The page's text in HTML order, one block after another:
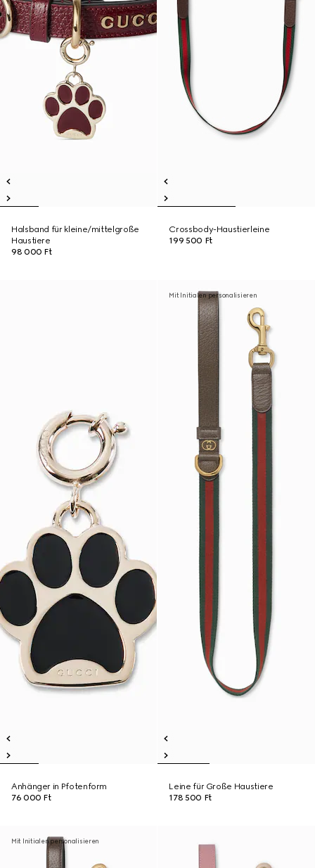
Halsband für kleine/mittelgroße
Haustiere
98 000 Ft
Crossbody-Haustierleine
199 500 Ft
Anhänger in Pfotenform
76 000 Ft
Mit Initialen personalisieren
Leine für Große Haustiere
178 500 Ft
Mit Initialen personalisieren